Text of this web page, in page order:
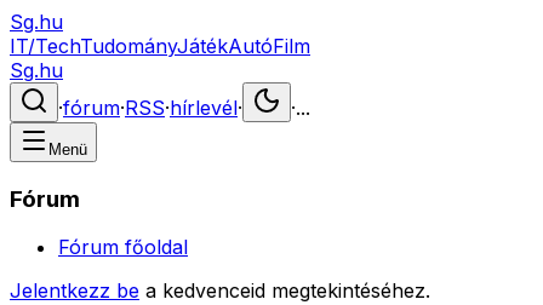
Sg.hu
IT/TechTudományJátékAutóFilm
Sg.hu
·fórum·RSS·hírlevél· ·...
Menü
Fórum
Fórum főoldal
Jelentkezz be a kedvenceid megtekintéséhez.